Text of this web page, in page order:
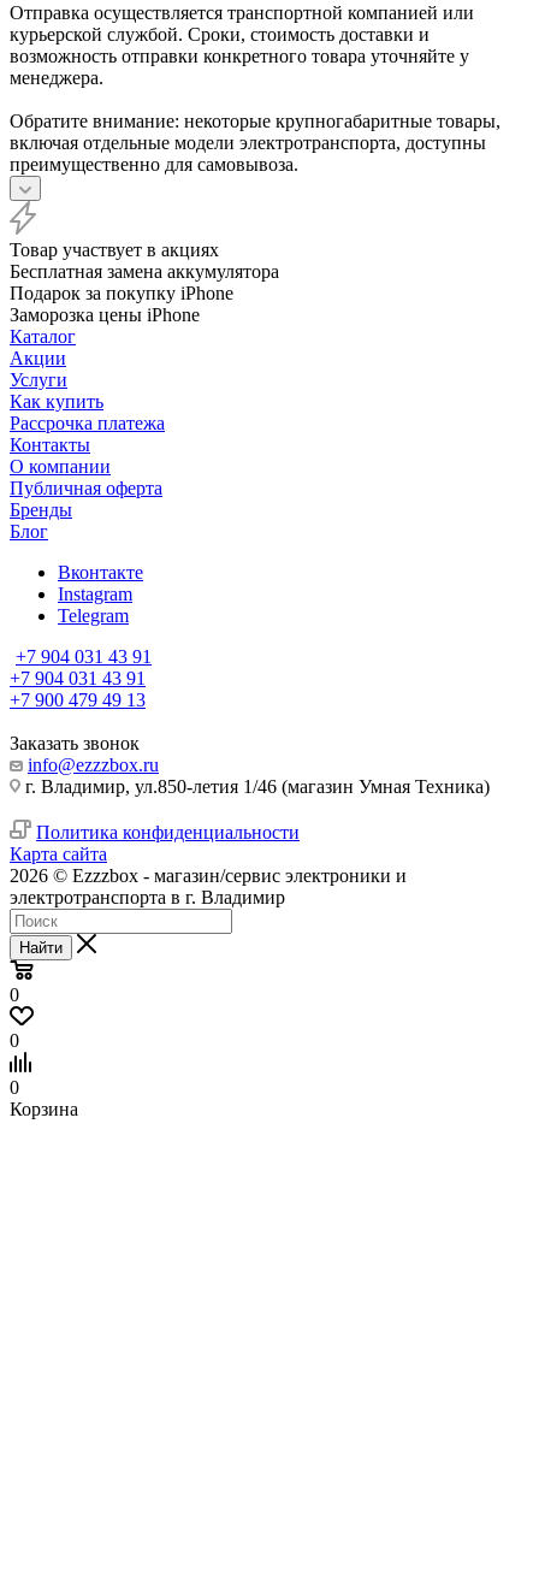
Отправка осуществляется транспортной компанией или
курьерской службой. Сроки, стоимость доставки и
возможность отправки конкретного товара уточняйте у
менеджера.
Обратите внимание: некоторые крупногабаритные товары,
включая отдельные модели электротранспорта, доступны
преимущественно для самовывоза.
Товар участвует в акциях
Бесплатная замена аккумулятора
Подарок за покупку iPhone
Заморозка цены iPhone
Каталог
Акции
Услуги
Как купить
Рассрочка платежа
Контакты
О компании
Публичная оферта
Бренды
Блог
Вконтакте
Instagram
Telegram
+7 904 031 43 91
+7 904 031 43 91
+7 900 479 49 13
Заказать звонок
info@ezzzbox.ru
г. Владимир, ул.850-летия 1/46 (магазин Умная Техника)
Политика конфиденциальности
Карта сайта
2026 © Ezzzbox - магазин/сервис электроники и
электротранспорта в г. Владимир
Найти
0
0
0
Корзина